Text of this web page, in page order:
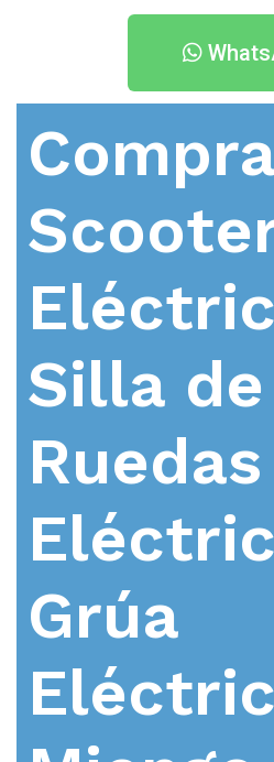
Silla de
Ruedas
Grúa